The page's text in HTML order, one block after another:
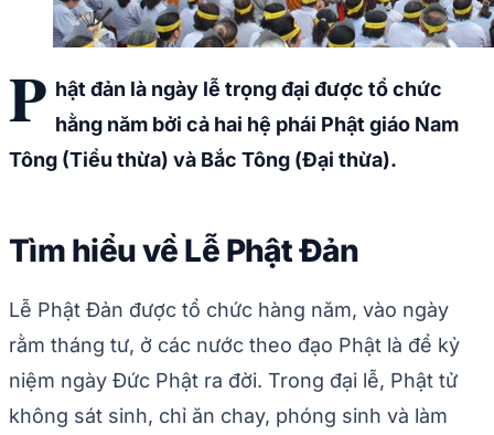
P hật đản là ngày lễ trọng đại được tổ chức
hằng năm bởi cả hai hệ phái Phật giáo Nam
Tông (Tiểu thừa) và Bắc Tông (Đại thừa).
Tìm hiểu về Lễ Phật Đản
Lễ Phật Đản được tổ chức hàng năm, vào ngày
rằm tháng tư, ở các nước theo đạo Phật là để kỷ
niệm ngày Đức Phật ra đời. Trong đại lễ, Phật tử
không sát sinh, chỉ ăn chay, phóng sinh và làm